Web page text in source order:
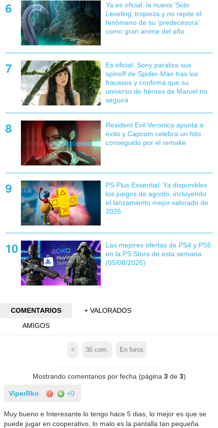
Ya es oficial: la nueva 'Solo
Leveling' tropieza y no repite el
fenómeno de su 'predecesora'
como gran anime del año
Es oficial: Sony paraliza sus
spinoff de Spider-Man tras los
fracasos y confirma que su
universo de héroes de Marvel no
seguirá
Resident Evil Veronica apunta a
éxito y Capcom celebra un hito
conseguido por el remake
PS Plus Essential: Ya disponibles
los juegos de agosto, incluyendo
el lanzamiento mejor valorado de
2026
Las mejores ofertas de PS4 y PS5
en la PS Store de esta semana
(05/08/2026)
COMENTARIOS
+ VALORADOS
AMIGOS
< 36 com. En foros
Mostrando comentarios por fecha (página 3de 3)
ViperRko +0
Muy bueno e Interesante lo tengo hace 5 dias, lo mejor es que se
puede jugar en cooperativo, lo malo es la pantalla tan pequeña